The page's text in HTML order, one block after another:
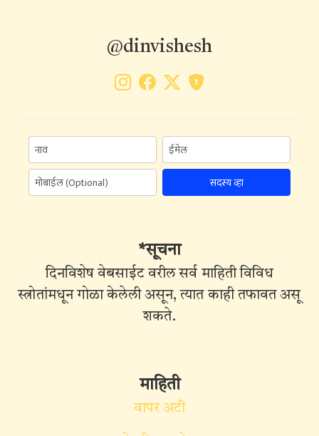
@dinvishesh
सदस्य व्हा
*सूचना
दिनविशेष वेबसाईट वरील सर्व माहिती विविध
स्त्रोतांमधून गोळा केलेली असून, त्यात काही तफावत असू
शकते.
माहिती
वापर अटी